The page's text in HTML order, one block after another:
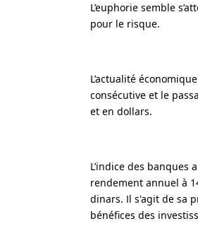
L’euphorie semble
pour le risque.
L’actualité
consécutive et le
et en dollars.
L’indice des
rendement annuel à
dinars. Il s'agit de sa
bénéfices des